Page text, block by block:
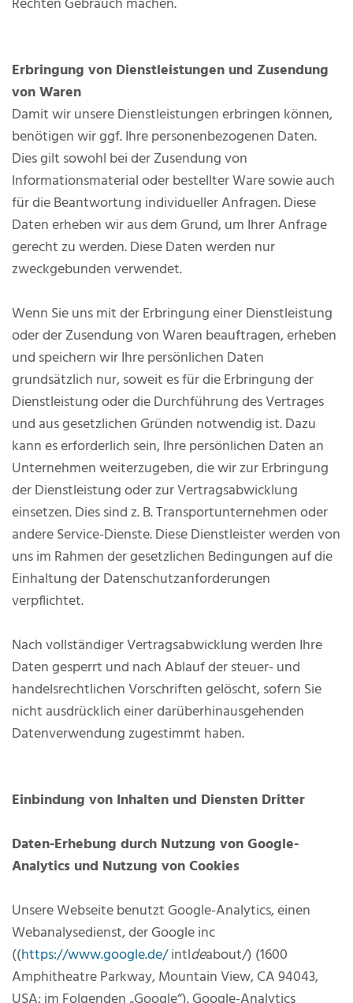
Erbringung von Dienstleistungen und Zusendung
von Waren
Damit wir unsere Dienstleistungen erbringen können,
benötigen wir ggf. Ihre personenbezogenen Daten.
Dies gilt sowohl bei der Zusendung von
Informationsmaterial oder bestellter Ware sowie auch
für die Beantwortung individueller Anfragen. Diese
Daten erheben wir aus dem Grund, um Ihrer Anfrage
gerecht zu werden. Diese Daten werden nur
zweckgebunden verwendet.
Wenn Sie uns mit der Erbringung einer Dienstleistung
oder der Zusendung von Waren beauftragen, erheben
und speichern wir Ihre persönlichen Daten
grundsätzlich nur, soweit es für die Erbringung der
Dienstleistung oder die Durchführung des Vertrages
und aus gesetzlichen Gründen notwendig ist. Dazu
kann es erforderlich sein, Ihre persönlichen Daten an
Unternehmen weiterzugeben, die wir zur Erbringung
der Dienstleistung oder zur Vertragsabwicklung
einsetzen. Dies sind z. B. Transportunternehmen oder
andere Service-Dienste. Diese Dienstleister werden von
uns im Rahmen der gesetzlichen Bedingungen auf die
Einhaltung der Datenschutzanforderungen
verpflichtet.
Nach vollständiger Vertragsabwicklung werden Ihre
Daten gesperrt und nach Ablauf der steuer- und
handelsrechtlichen Vorschriften gelöscht, sofern Sie
nicht ausdrücklich einer darüberhinausgehenden
Datenverwendung zugestimmt haben.
Einbindung von Inhalten und Diensten Dritter
Daten-Erhebung durch Nutzung von Google-
Analytics und Nutzung von Cookies
Unsere Webseite benutzt Google-Analytics, einen
Webanalysedienst, der Google inc
((https://www.google.de/intldeabout/) (1600
Amphitheatre Parkway, Mountain View, CA 94043,